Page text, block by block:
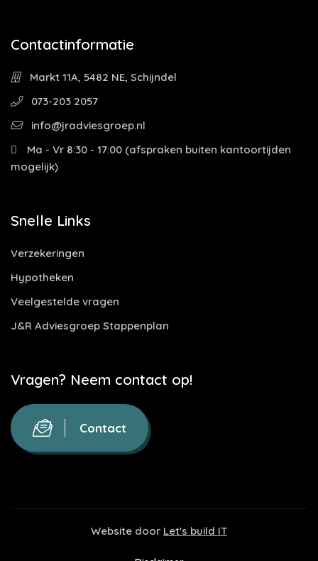
Contactinformatie
Markt 11A, 5482 NE, Schijndel
073-203 2057
info@jradviesgroep.nl
Ma - Vr 8:30 - 17:00 (afspraken buiten kantoortijden
mogelijk)
Snelle Links
Verzekeringen
Hypotheken
Veelgestelde vragen
J&R Adviesgroep Stappenplan
Vragen? Neem contact op!
Contact
Website door Let's build IT